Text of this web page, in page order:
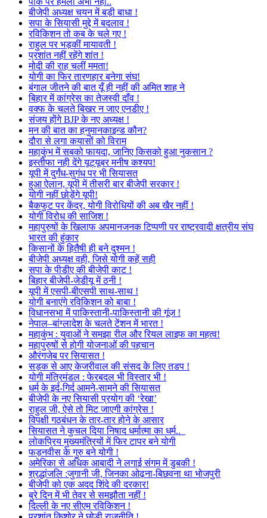
बीजेपी अध्यक्ष चयन में बड़ी बाधा !
सपा के सियासी मुद्दे में बदलाव !
रविकिशन तो कब के चले गए !
राहुल पर भड़कीं मायावती !
प्रशांत नहीं रहेंगे शांत !
मोदी की राह चलीं ममता!
योगी का फिर तारणहार बनेगा संघ!
बंगाल जीतने की बात यूँ ही नहीं की अमित शाह ने
बिहार में कांग्रेस का तेजस्वी दाँव !
वक्फ के चलते बिखर न जाए एनडीए !
संजय होंगे BJP के नए अध्यक्ष !
मन की बात का हनुमानकाइन्ड कौन?
दौरा से लगा कयासों को विराम
महाकुंभ में सबको फायदा, जानिए किसको हुआ नुकसान ?
इस्तीफा नही देंगे यूट्यूबर मनीष कश्यप!
यूपी में दुर्गंध-सुगंध पर भी सियासत
हुआ ऐलान, यूपी में तीसरी बार बीजेपी सरकार !
योगी नहीं छोड़ेंगे यूपी!
बैकफुट पर केंद्र, योगी विरोधियों की अब खैर नहीं !
योगी विरोध की साजिश !
महापुरुषों के खिलाफ अपमानजनक टिप्पणी पर राष्ट्रवादी क्षत्रीय संघ
भारत की हुंकार
किसानों के हितैषी ही बने दुश्मन !
बीजेपी अध्यक्ष वही, जिसे योगी कहें सही
सपा के पीडीए की बीजेपी काट !
बिहार बीजेपी-जेडीयू में ठनी !
यूपी में एसपी-बीएसपी साथ-साथ !
योगी बनाएंगे रविकिशन को बाबा !
विधानसभा में पाकिस्तानी-पाकिस्तानी की गूंज !
नेपाल–बांग्लादेश के चलते टेंशन में भारत !
महाकुंभ : युवाओं ने समझा रील और रियल लाइफ का महत्व!
महापुरुषों से होगी योजनाओं की पहचान
औरंगजेब पर सियासत !
सड़क से आए केजरीवाल की संसद के लिए तडप !
योगी मंत्रिमंडल : फेरबदल भी विस्तार भी !
धर्म के इर्द-गिर्द आमने-सामने की सियासत
बीजेपी के नए सियासी प्रयोग की ‘रेखा’
राहुल जी, ऐसे तो मिट जाएगी कांग्रेस !
विपक्षी गठबंधन के तार-तार होने के आसार
सियासत ने कुचल दिया निषाद धर्मात्मा का धर्म..
लोकप्रिय मुख्यमंत्रियों में फिर टापर बने योगी
फड़नवीस के गुरु बने योगी !
अमेरिका से अधिक आबादी ने लगाई संगम में डुबकी !
श्रद्धांजलि :जुगानी जी, जिनका ओढ़ना-बिछवना था भोजपुरी
बीजेपी को एक अदद शिंदे की दरकार!
बुरे दिन में भी तेवर से समझौता नहीं !
दिल्ली के नए सीएम रविकिशन !